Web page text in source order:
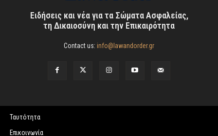
Ειδήσεις και νέα για τα Σώματα Ασφαλείας,
τη Δικαιοσύνη και την Επικαιρότητα
Contact us: info@lawandorder.gr
Ταυτότητα
Επικοινωνία